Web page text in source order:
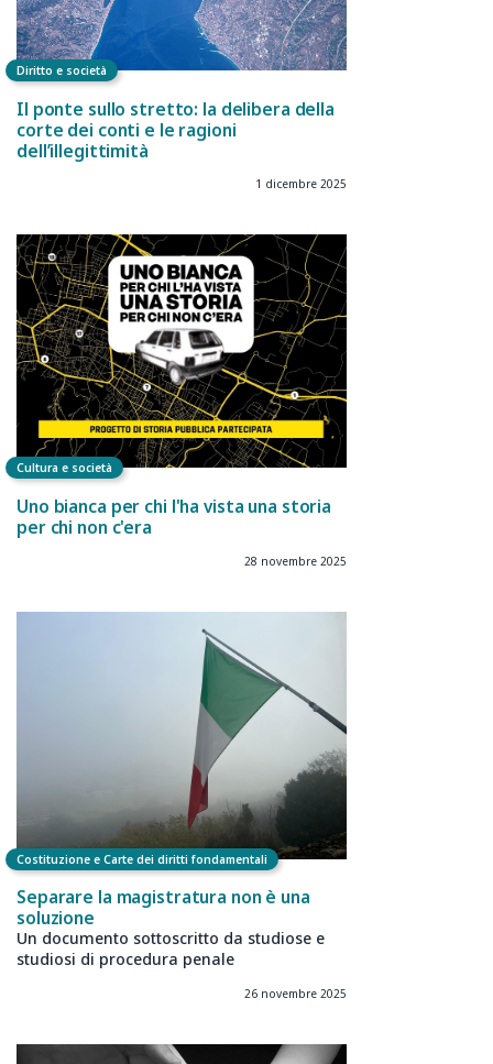
Diritto e società
Il ponte sullo stretto: la delibera della
corte dei conti e le ragioni
dell’illegittimità
1 dicembre 2025
Cultura e società
Uno bianca per chi l'ha vista una storia
per chi non c'era
28 novembre 2025
Costituzione e Carte dei diritti fondamentali
Separare la magistratura non è una
soluzione
Un documento sottoscritto da studiose e
studiosi di procedura penale
26 novembre 2025